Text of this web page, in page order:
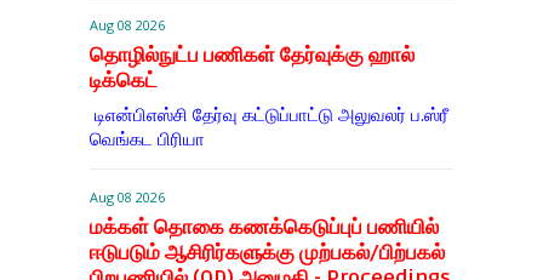
Aug 08 2026
தொழில்நுட்ப பணிகள் தேர்வுக்கு ஹால் ​
டிக்கெட்
டிஎன்​பிஎஸ்சி தேர்வு கட்​டுப்​பாட்டு அலு​வலர் ப.ஸ்ரீ
வெங்கட பிரியா
Aug 08 2026
மக்கள் தொகை கணக்கெடுப்புப் பணியில்
ஈடுபடும் ஆசிரிர்களுக்கு முற்பகல்/பிற்பகல்